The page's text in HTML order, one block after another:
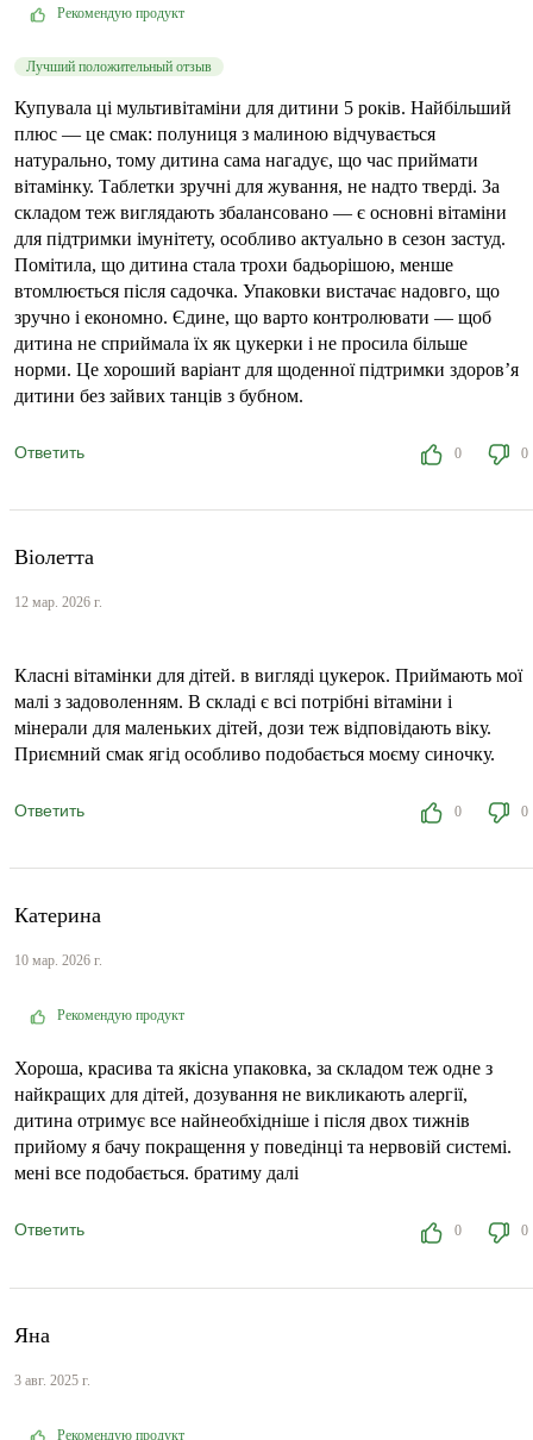
Рекомендую продукт
Лучший положительный отзыв
Купувала ці мультивітаміни для дитини 5 років. Найбільший
плюс — це смак: полуниця з малиною відчувається
натурально, тому дитина сама нагадує, що час приймати
вітамінку. Таблетки зручні для жування, не надто тверді. За
складом теж виглядають збалансовано — є основні вітаміни
для підтримки імунітету, особливо актуально в сезон застуд.
Помітила, що дитина стала трохи бадьорішою, менше
втомлюється після садочка. Упаковки вистачає надовго, що
зручно і економно. Єдине, що варто контролювати — щоб
дитина не сприймала їх як цукерки і не просила більше
норми. Це хороший варіант для щоденної підтримки здоров’я
дитини без зайвих танців з бубном.
Ответить 0 0
Віолетта
12 мар. 2026 г.
Класні вітамінки для дітей. в вигляді цукерок. Приймають мої
малі з задоволенням. В складі є всі потрібні вітаміни і
мінерали для маленьких дітей, дози теж відповідають віку.
Приємний смак ягід особливо подобається моєму синочку.
Ответить 0 0
Катерина
10 мар. 2026 г.
Рекомендую продукт
Хороша, красива та якісна упаковка, за складом теж одне з
найкращих для дітей, дозування не викликають алергії,
дитина отримує все найнеобхідніше і після двох тижнів
прийому я бачу покращення у поведінці та нервовій системі.
мені все подобається. братиму далі
Ответить 0 0
Яна
3 авг. 2025 г.
Рекомендую продукт